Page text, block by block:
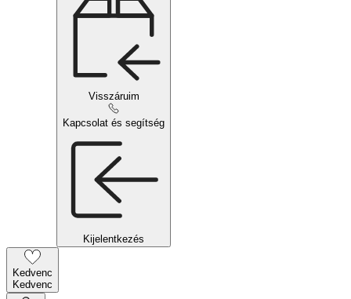
Visszáruim
Kapcsolat és segítség
Kijelentkezés
Kedvenc
Kedvenc